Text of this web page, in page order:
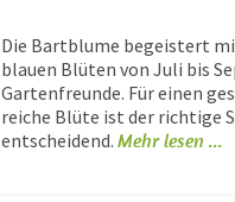
Die Bartblume begeistert
blauen Blüten von Juli bis
Gartenfreunde. Für einen
reiche Blüte ist der richtige
entscheidend. Mehr lesen ...